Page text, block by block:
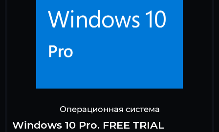
Операционная система
Windows 10 Pro. FREE TRIAL